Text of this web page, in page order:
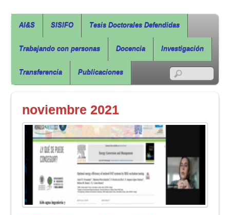
Agua, Ingeniería & Sostenibilidad
RSS
AI&S SISIFO Tesis Doctorales Defendidas
Trabajando con personas Docencia Investigación
Transferencia Publicaciones
noviembre 2021